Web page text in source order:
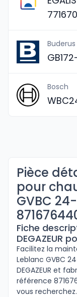
Buderus
Bosch
Pièce
pour
GVBC
Fiche
DEGAZEUR
Facilitez la
Leblanc GVBC
DEGAZEUR et
référence
vous recherchez.